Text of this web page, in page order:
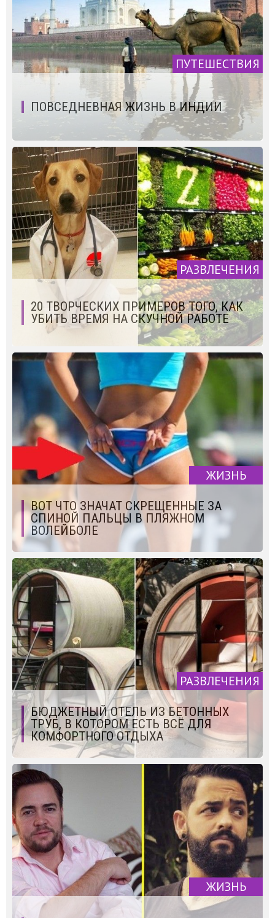
ПУТЕШЕСТВИЯ
ПОВСЕДНЕВНАЯ ЖИЗНЬ В ИНДИИ
РАЗВЛЕЧЕНИЯ
20 ТВОРЧЕСКИХ ПРИМЕРОВ ТОГО, КАК
УБИТЬ ВРЕМЯ НА СКУЧНОЙ РАБОТЕ
ЖИЗНЬ
ВОТ ЧТО ЗНАЧАТ СКРЕЩЕННЫЕ ЗА
СПИНОЙ ПАЛЬЦЫ В ПЛЯЖНОМ
ВОЛЕЙБОЛЕ
РАЗВЛЕЧЕНИЯ
БЮДЖЕТНЫЙ ОТЕЛЬ ИЗ БЕТОННЫХ
ТРУБ, В КОТОРОМ ЕСТЬ ВСЁ ДЛЯ
КОМФОРТНОГО ОТДЫХА
ЖИЗНЬ